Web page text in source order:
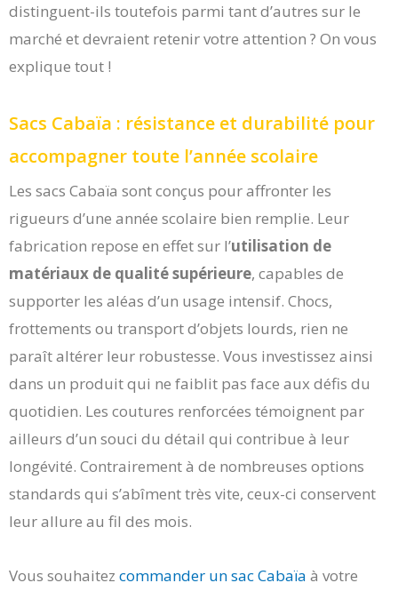
distinguent-ils toutefois parmi tant d’autres sur le
marché et devraient retenir votre attention ? On vous
explique tout !
Sacs Cabaïa : résistance et durabilité pour
accompagner toute l’année scolaire
Les sacs Cabaïa sont conçus pour affronter les
rigueurs d’une année scolaire bien remplie. Leur
fabrication repose en effet sur l’utilisation de
matériaux de qualité supérieure, capables de
supporter les aléas d’un usage intensif. Chocs,
frottements ou transport d’objets lourds, rien ne
paraît altérer leur robustesse. Vous investissez ainsi
dans un produit qui ne faiblit pas face aux défis du
quotidien. Les coutures renforcées témoignent par
ailleurs d’un souci du détail qui contribue à leur
longévité. Contrairement à de nombreuses options
standards qui s’abîment très vite, ceux-ci conservent
leur allure au fil des mois.
Vous souhaitez commander un sac Cabaïa à votre